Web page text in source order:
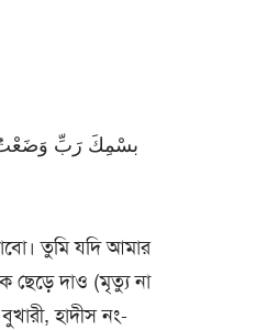
তুমি যদি আমার
ছেড়ে দাও (মৃত্যু না
হাদীস নং-